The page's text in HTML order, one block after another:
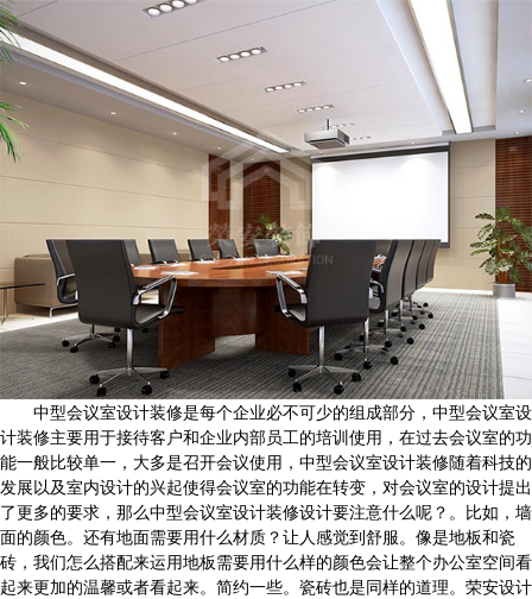
中型会议室设计装修是每个企业必不可少的组成部分，中型会议室设
计装修主要用于接待客户和企业内部员工的培训使用，在过去会议室的功
能一般比较单一，大多是召开会议使用，中型会议室设计装修随着科技的
发展以及室内设计的兴起使得会议室的功能在转变，对会议室的设计提出
了更多的要求，那么中型会议室设计装修设计要注意什么呢？。比如，墙
面的颜色。还有地面需要用什么材质？让人感觉到舒服。像是地板和瓷
砖，我们怎么搭配来运用地板需要用什么样的颜色会让整个办公室空间看
起来更加的温馨或者看起来。简约一些。瓷砖也是同样的道理。荣安设计